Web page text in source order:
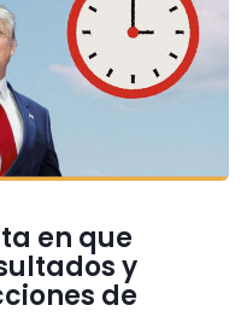
en que
y
de